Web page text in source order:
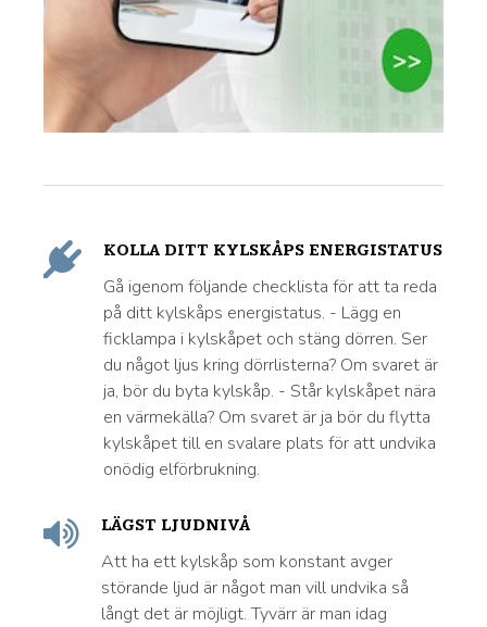
KOLLA DITT KYLSKÅPS ENERGISTATUS
Gå igenom följande checklista för att ta reda
på ditt kylskåps energistatus. - Lägg en
ficklampa i kylskåpet och stäng dörren. Ser
du något ljus kring dörrlisterna? Om svaret är
ja, bör du byta kylskåp. - Står kylskåpet nära
en värmekälla? Om svaret är ja bör du flytta
kylskåpet till en svalare plats för att undvika
onödig elförbrukning.
LÄGST LJUDNIVÅ
Att ha ett kylskåp som konstant avger
störande ljud är något man vill undvika så
långt det är möjligt. Tyvärr är man idag